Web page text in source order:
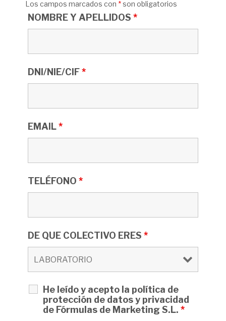
Los campos marcados con *son obligatorios
NOMBRE Y APELLIDOS *
DNI/NIE/CIF*
EMAIL*
TELÉFONO *
DE QUE COLECTIVO ERES *
He leído y acepto la política de
protección de datos y privacidad
de Fórmulas de Marketing S.L. *